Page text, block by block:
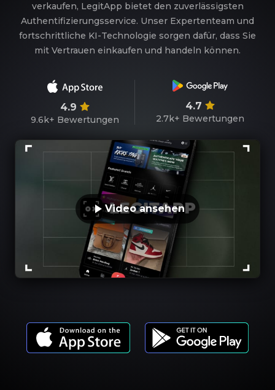
verkaufen, LegitApp bietet den zuverlässigsten
Authentifizierungsservice. Unser Expertenteam und
fortschrittliche KI-Technologie sorgen dafür, dass Sie
mit Vertrauen einkaufen und handeln können.
4.9
9.6k+ Bewertungen
4.7
2.7k+ Bewertungen
Video ansehen